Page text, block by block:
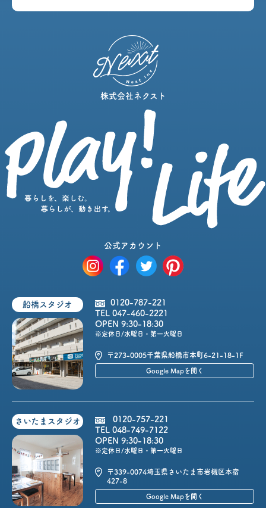
株式会社ネクスト
公式アカウント
船橋スタジオ
0120-787-221
TEL 047-460-2221
OPEN 9:30-18:30
※定休日/水曜日・第一火曜日
〒273-0005千葉県船橋市本町6-21-18-1F
Google Mapを開く
さいたまスタジオ
0120-757-221
TEL 048-749-7122
OPEN 9:30-18:30
※定休日/水曜日・第一火曜日
〒339-0074埼玉県さいたま市岩槻区本宿
427-8
Google Mapを開く